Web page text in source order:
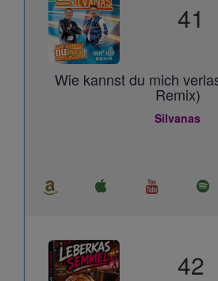
41
Wie kannst du mich
Remix)
Silvanas
42